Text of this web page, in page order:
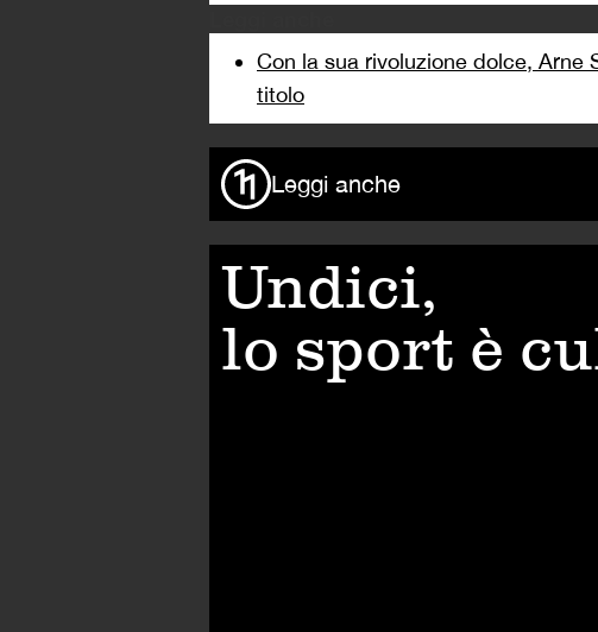
Con la sua rivoluzione dolce, Arne
titolo
Leggi anche
Undici,
lo sport è